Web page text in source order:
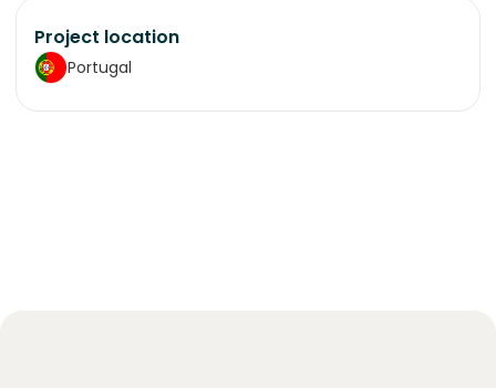
Project location
Portugal